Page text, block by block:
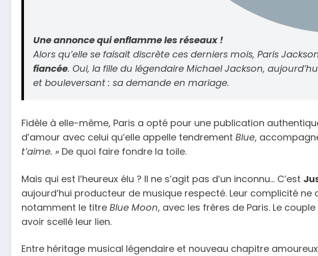
Une annonce qui enflamme les réseaux !
Alors qu’elle se faisait discrète ces derniers mois, Paris
fiancée. Oui, la fille du légendaire Michael Jackson,
et bouleversant : sa demande en mariage.
Fidèle à elle-même, Paris a opté pour une publication
d’amour avec celui qu’elle appelle tendrement Blue,
t’aime. » De quoi faire fondre la toile.
Mais qui est l’heureux élu ? Il ne s’agit pas d’un inconnu… C’est
aujourd’hui producteur de musique respecté. Leur complicité
notamment le titre Blue Moon, avec les frères de Paris. Le
avoir scellé leur lien.
Entre héritage musical légendaire et nouveau chapitre